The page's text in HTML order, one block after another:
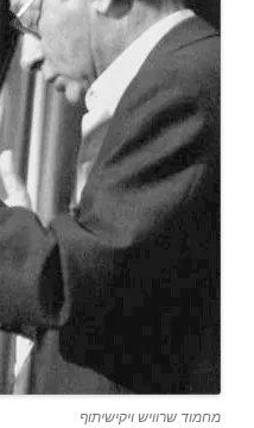
מחמוד שרוויש ויקישיתוף